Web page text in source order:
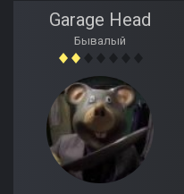
Garage Head
Бывалый